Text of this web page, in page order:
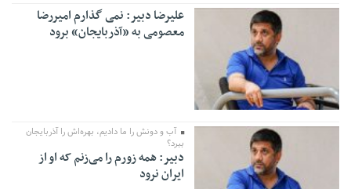
علیرضا دبیر: نمی گذارم امیررضا
معصومی به «آذربایجان» برود
آب و دونش را ما دادیم، بهره‌اش را آذربایجان
ببرد؟
دبیر: همه زورم را می‌زنم که او از
ایران نرود